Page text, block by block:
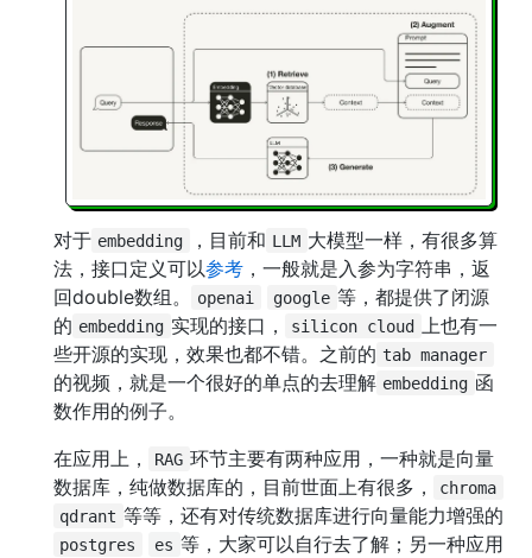
对于 embedding ，目前和 LLM 大模型一样，有很多算
法，接口定义可以参考，一般就是入参为字符串，返
回double数组。
openai google 等，都提供了闭源
的 embedding 实现的接口， silicon cloud
上也有一
些开源的实现，效果也都不错。之前的 tab manager
的视频，就是一个很好的单点的去理解 embedding 函
数作用的例子。
在应用上，
RAG 环节主要有两种应用，一种就是向量
数据库，纯做数据库的，目前世面上有很多，
chroma
qdrant 等等，还有对传统数据库进行向量能力增强的
postgres es 等，大家可以自行去了解；另一种应用